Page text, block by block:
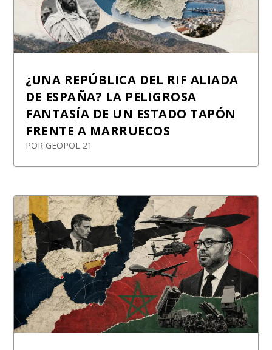
¿UNA REPÚBLICA DEL RIF ALIADA
DE ESPAÑA? LA PELIGROSA
FANTASÍA DE UN ESTADO TAPÓN
FRENTE A MARRUECOS
POR GEOPOL 21